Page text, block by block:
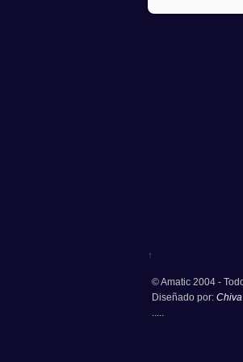
↑
© Amatic 2004 -
Diseñado por: